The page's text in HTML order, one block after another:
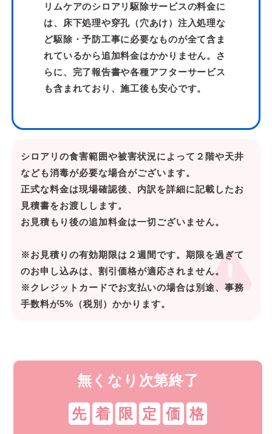
リムケアのシロアリ駆除サービスの料金に
は、床下処理や穿孔（穴あけ）注入処理な
ど駆除・予防工事に必要なものが全て含ま
れているから追加料金はかかりません。さ
らに、完了報告書や各種アフターサービス
も含まれており、施工後も安心です。
シロアリの食害範囲や被害状況によって２階や天井
なども消毒が必要な場合がございます。
正式な料金は現場確認後、内訳を詳細に記載したお
見積書をお渡しします。
お見積もり後の追加料金は一切ございません。
※お見積りの有効期限は２週間です。期限を過ぎて
のお申し込みは、割引価格が適応されません。
※クレジットカードでお支払いの場合は別途、事務
手数料が5%（税別）かかります。
無くなり次第終了
先 着 限 定 価 格